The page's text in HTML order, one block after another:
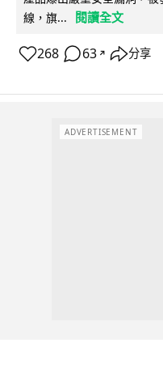
線，旗...
閱讀全文
268 63 ↗ 分享
ADVERTISEMENT